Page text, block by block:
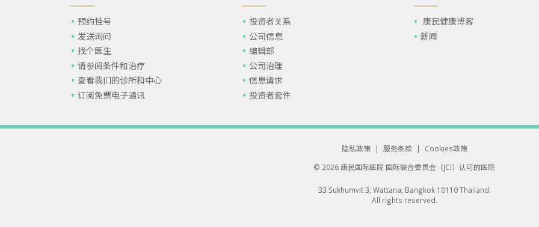
预约挂号
发送询问
找个医生
请参阅条件和治疗
查看我们的诊所和中心
订阅免费电子通讯
投资者关系
公司信息
编辑部
公司治理
信息请求
投资者套件
康民健康博客
新闻
隐私政策 | 服务条款 |
Cookies政策
© 2026 康民国际医院 国际联合委员会（JCI）认可的医院
33 Sukhumvit 3, Wattana, Bangkok 10110 Thailand.
All rights reserved.